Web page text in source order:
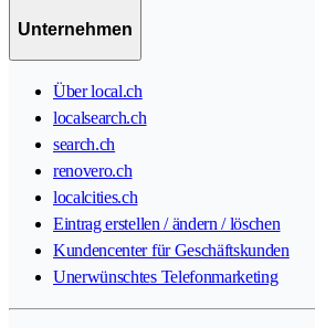
Unternehmen
Über local.ch
localsearch.ch
search.ch
renovero.ch
localcities.ch
Eintrag erstellen / ändern / löschen
Kundencenter für Geschäftskunden
Unerwünschtes Telefonmarketing